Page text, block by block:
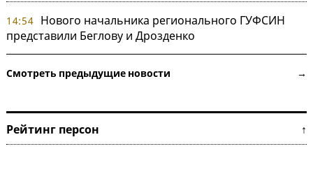
14:54 Нового начальника регионального ГУФСИН
представили Беглову и Дрозденко
Смотреть предыдущие новости →
Рейтинг персон ↑